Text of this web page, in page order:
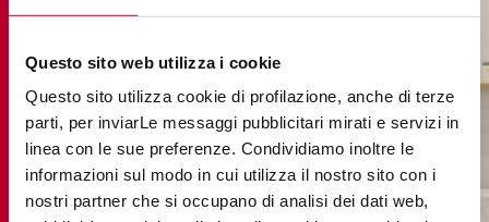
Questo sito web utilizza i cookie
Questo sito utilizza cookie di profilazione, anche di terze
parti, per inviarLe messaggi pubblicitari mirati e servizi in
linea con le sue preferenze. Condividiamo inoltre le
informazioni sul modo in cui utilizza il nostro sito con i
nostri partner che si occupano di analisi dei dati web,